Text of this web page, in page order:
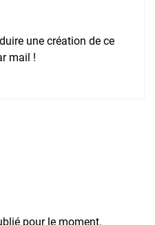
une création de ce
mail !
pour le moment.